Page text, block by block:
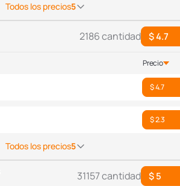
Todos los precios5
2186 cantidad $ 4.7
Precio
$ 4.7
$ 2.3
Todos los precios5
31157 cantidad $ 5